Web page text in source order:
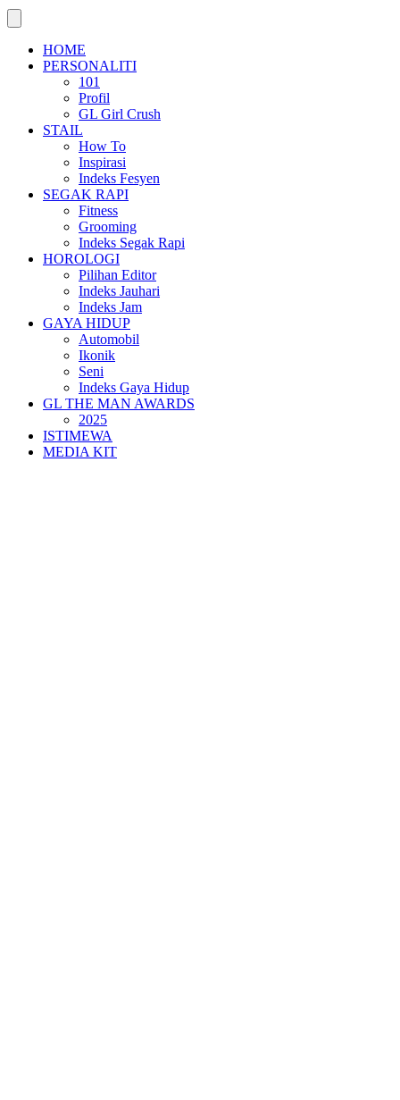
HOME
PERSONALITI
101
Profil
GL Girl Crush
STAIL
How To
Inspirasi
Indeks Fesyen
SEGAK RAPI
Fitness
Grooming
Indeks Segak Rapi
HOROLOGI
Pilihan Editor
Indeks Jauhari
Indeks Jam
GAYA HIDUP
Automobil
Ikonik
Seni
Indeks Gaya Hidup
GL THE MAN AWARDS
2025
ISTIMEWA
MEDIA KIT